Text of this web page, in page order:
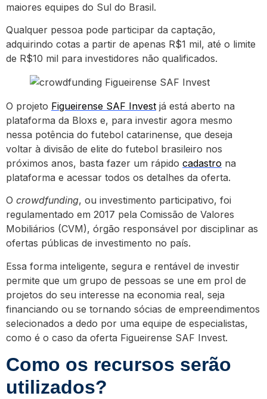
maiores equipes do Sul do Brasil.
Qualquer pessoa pode participar da captação,
adquirindo cotas a partir de apenas R$1 mil, até o limite
de R$10 mil para investidores não qualificados.
O projeto Figueirense SAF Invest já está aberto na
plataforma da Bloxs e, para investir agora mesmo
nessa potência do futebol catarinense, que deseja
voltar à divisão de elite do futebol brasileiro nos
próximos anos, basta fazer um rápido cadastro na
plataforma e acessar todos os detalhes da oferta.
O crowdfunding, ou investimento participativo, foi
regulamentado em 2017 pela Comissão de Valores
Mobiliários (CVM), órgão responsável por disciplinar as
ofertas públicas de investimento no país.
Essa forma inteligente, segura e rentável de investir
permite que um grupo de pessoas se une em prol de
projetos do seu interesse na economia real, seja
financiando ou se tornando sócias de empreendimentos
selecionados a dedo por uma equipe de especialistas,
como é o caso da oferta Figueirense SAF Invest.
Como os recursos serão
utilizados?